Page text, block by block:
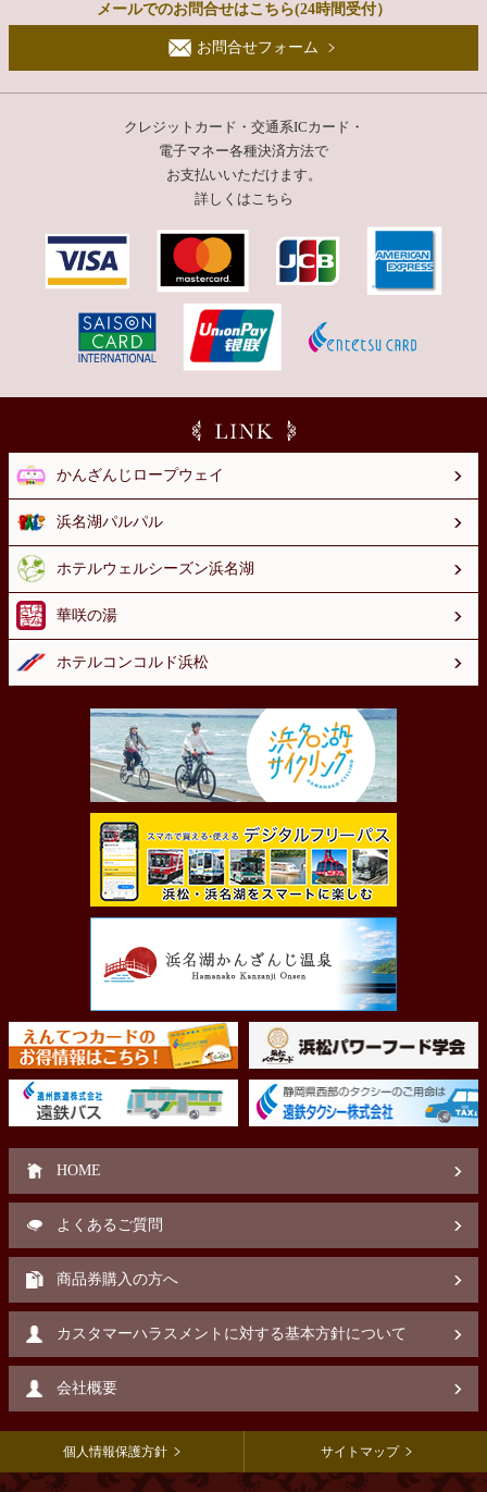
メールでのお問合せはこちら(24時間受付）
お問合せフォーム
クレジットカード・交通系ICカード・
電子マネー各種決済方法で
お支払いいただけます。
詳しくはこちら
かんざんじロープウェイ
浜名湖パルパル
ホテルウェルシーズン浜名湖
華咲の湯
ホテルコンコルド浜松
HOME
よくあるご質問
商品券購入の方へ
カスタマーハラスメントに対する基本方針について
会社概要
個人情報保護方針 サイトマップ